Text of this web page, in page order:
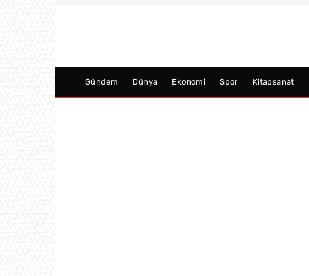
Gündem Dünya Ekonomi Spor Kitapsanat